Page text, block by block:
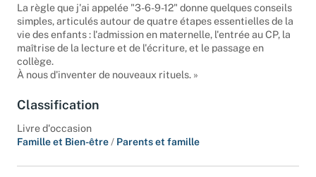
La règle que j'ai appelée "3-6-9-12" donne quelques conseils
simples, articulés autour de quatre étapes essentielles de la
vie des enfants : l'admission en maternelle, l'entrée au CP, la
maîtrise de la lecture et de l'écriture, et le passage en
collège.
À nous d'inventer de nouveaux rituels. »
Classification
Livre d'occasion
Famille et Bien-être / Parents et famille